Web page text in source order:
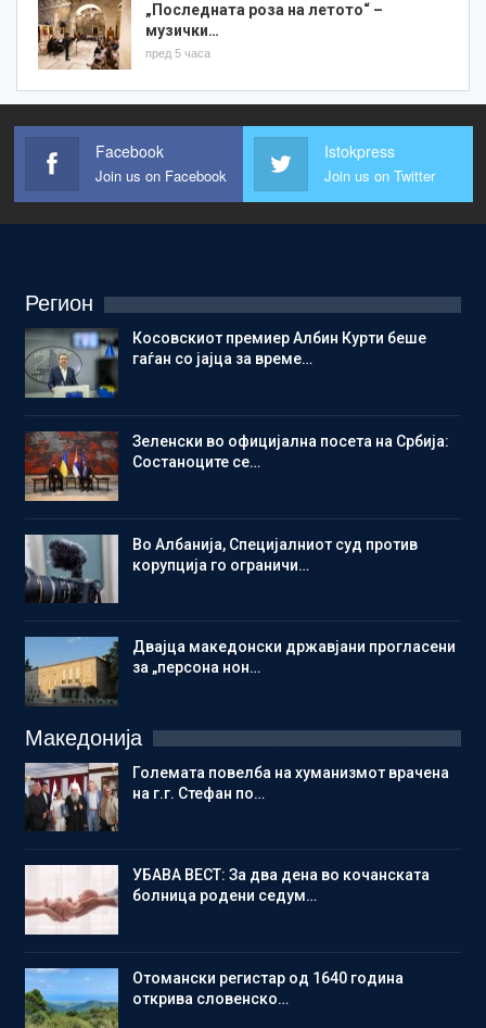
„Последната роза на летото“ –
музички…
пред 5 часа
Facebook
Join us on Facebook
Istokpress
Join us on Twitter
Регион
Косовскиот премиер Албин Курти беше
гаѓан со јајца за време…
Зеленски во официјална посета на Србија:
Состаноците се…
Во Албанија, Специјалниот суд против
корупција го ограничи…
Двајца македонски државјани прогласени
за „персона нон…
Македонија
Големата повелба на хуманизмот врачена
на г.г. Стефан по…
УБАВА ВЕСТ: За два дена во кочанската
болница родени седум…
Отомански регистар од 1640 година
открива словенско…